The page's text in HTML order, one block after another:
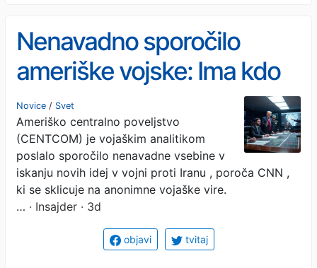
Nenavadno sporočilo
ameriške vojske: Ima kdo
ideje za Iran?
Novice / Svet
Ameriško centralno poveljstvo
(CENTCOM) je vojaškim analitikom
poslalo sporočilo nenavadne vsebine v
iskanju novih idej v vojni proti Iranu , poroča CNN ,
ki se sklicuje na anonimne vojaške vire.
… · Insajder · 3d
objavi tvitaj